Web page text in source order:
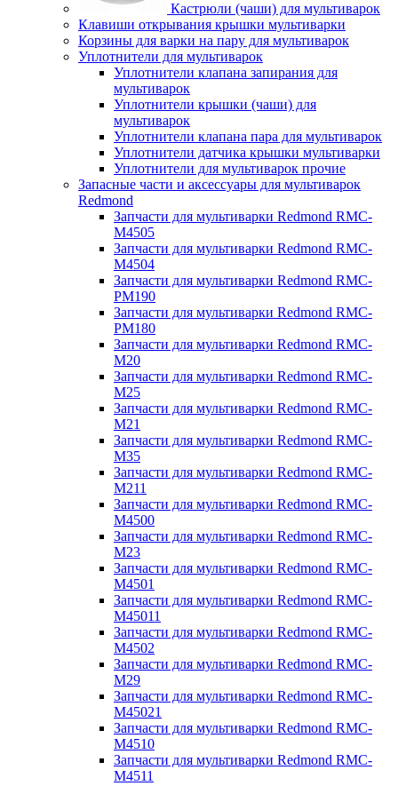
Кастрюли (чаши) для мультиварок
Клавиши открывания крышки мультиварки
Корзины для варки на пару для мультиварок
Уплотнители для мультиварок
Уплотнители клапана запирания для
мультиварок
Уплотнители крышки (чаши) для
мультиварок
Уплотнители клапана пара для мультиварок
Уплотнители датчика крышки мультиварки
Уплотнители для мультиварок прочие
Запасные части и аксессуары для мультиварок
Redmond
Запчасти для мультиварки Redmond RMC-
M4505
Запчасти для мультиварки Redmond RMC-
M4504
Запчасти для мультиварки Redmond RMC-
PM190
Запчасти для мультиварки Redmond RMC-
PM180
Запчасти для мультиварки Redmond RMC-
M20
Запчасти для мультиварки Redmond RMC-
M25
Запчасти для мультиварки Redmond RMC-
M21
Запчасти для мультиварки Redmond RMC-
M35
Запчасти для мультиварки Redmond RMC-
M211
Запчасти для мультиварки Redmond RMC-
M4500
Запчасти для мультиварки Redmond RMC-
M23
Запчасти для мультиварки Redmond RMC-
M4501
Запчасти для мультиварки Redmond RMC-
M45011
Запчасти для мультиварки Redmond RMC-
M4502
Запчасти для мультиварки Redmond RMC-
M29
Запчасти для мультиварки Redmond RMC-
M45021
Запчасти для мультиварки Redmond RMC-
M4510
Запчасти для мультиварки Redmond RMC-
M4511